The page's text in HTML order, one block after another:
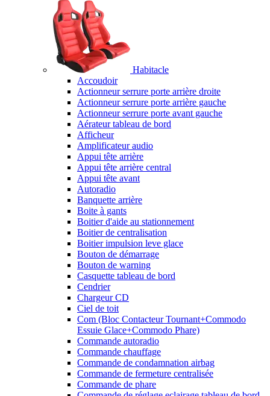
Habitacle
Accoudoir
Actionneur serrure porte arrière droite
Actionneur serrure porte arrière gauche
Actionneur serrure porte avant gauche
Aérateur tableau de bord
Afficheur
Amplificateur audio
Appui tête arrière
Appui tête arrière central
Appui tête avant
Autoradio
Banquette arrière
Boite à gants
Boitier d'aide au stationnement
Boitier de centralisation
Boitier impulsion leve glace
Bouton de démarrage
Bouton de warning
Casquette tableau de bord
Cendrier
Chargeur CD
Ciel de toit
Com (Bloc Contacteur Tournant+Commodo
Essuie Glace+Commodo Phare)
Commande autoradio
Commande chauffage
Commande de condamnation airbag
Commande de fermeture centralisée
Commande de phare